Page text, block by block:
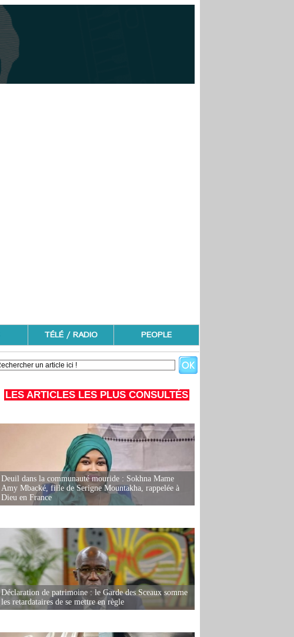
TÉLÉ / RADIO PEOPLE
LES ARTICLES LES PLUS CONSULTÉS
Deuil dans la communauté mouride : Sokhna Mame
Amy Mbacké, fille de Serigne Mountakha, rappelée à
Dieu en France
Déclaration de patrimoine : le Garde des Sceaux somme
les retardataires de se mettre en règle